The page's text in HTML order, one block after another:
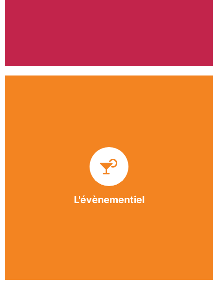
L'évènementiel
BASE apporte des solutions innovantes et
originales dans l’organisation des manifestations,
festivals, conventions, colloques et assemblées